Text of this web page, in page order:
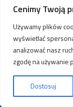
Cenimy Twoją
Używamy plików
wyświetlać
analizować nasz
zgodę na używanie
Dostosuj
Ognisko
Oparte na